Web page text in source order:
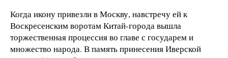
Когда икону привезли в Москву, навстречу ей к
Воскресенским воротам Китай-города вышла
торжественная процессия во главе с государем и
множество народа. В память принесения Иверской